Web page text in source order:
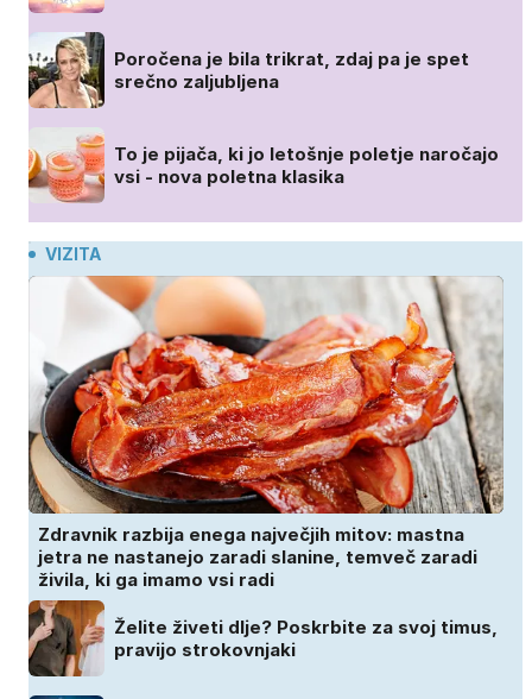
Poročena je bila trikrat, zdaj pa je spet
srečno zaljubljena
To je pijača, ki jo letošnje poletje naročajo
vsi - nova poletna klasika
VIZITA
Zdravnik razbija enega največjih mitov: mastna
jetra ne nastanejo zaradi slanine, temveč zaradi
živila, ki ga imamo vsi radi
Želite živeti dlje? Poskrbite za svoj timus,
pravijo strokovnjaki